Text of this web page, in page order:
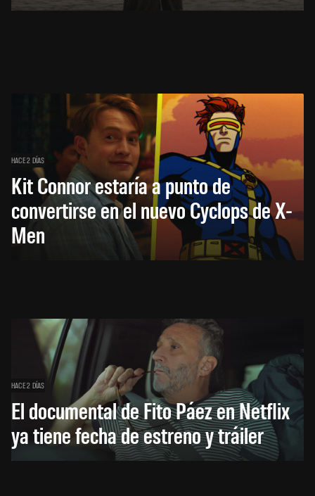
HACE 2 DÍAS
Kit Connor estaría a punto de
convertirse en el nuevo Cyclops de X-
Men
HACE 2 DÍAS
El documental de Fito Páez en Netflix
ya tiene fecha de estreno y tráiler